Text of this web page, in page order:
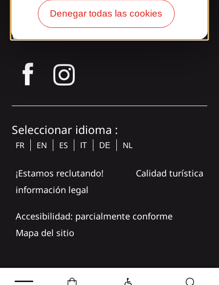
Denegar todas las cookies
¡Únete a la pandilla
Gaillarde!
Seleccionar idioma :
FR EN ES IT DE NL
¡Estamos reclutando!
Calidad turística
información legal
Accesibilidad: parcialmente conforme
Mapa del sitio